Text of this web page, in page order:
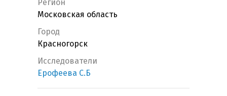
Регион
Московская область
Город
Красногорск
Исследователи
Ерофеева С.Б